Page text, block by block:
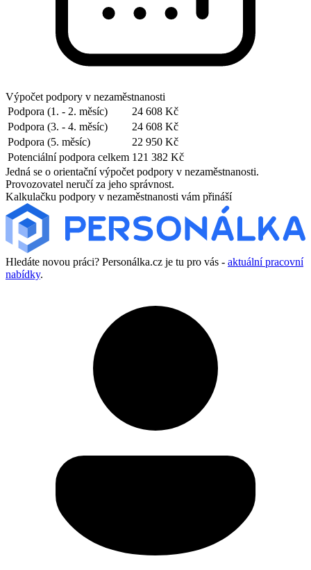
Výpočet podpory v nezaměstnanosti
Podpora (1. - 2. měsíc)
24 608 Kč
Podpora (3. - 4. měsíc)
24 608 Kč
Podpora (5. měsíc)
22 950 Kč
Potenciální podpora celkem 121 382 Kč
Jedná se o orientační výpočet podpory v nezaměstnanosti.
Provozovatel neručí za jeho správnost.
Kalkulačku podpory v nezaměstnanosti vám přináší
Hledáte novou práci? Personálka.cz je tu pro vás - aktuální pracovní
nabídky.